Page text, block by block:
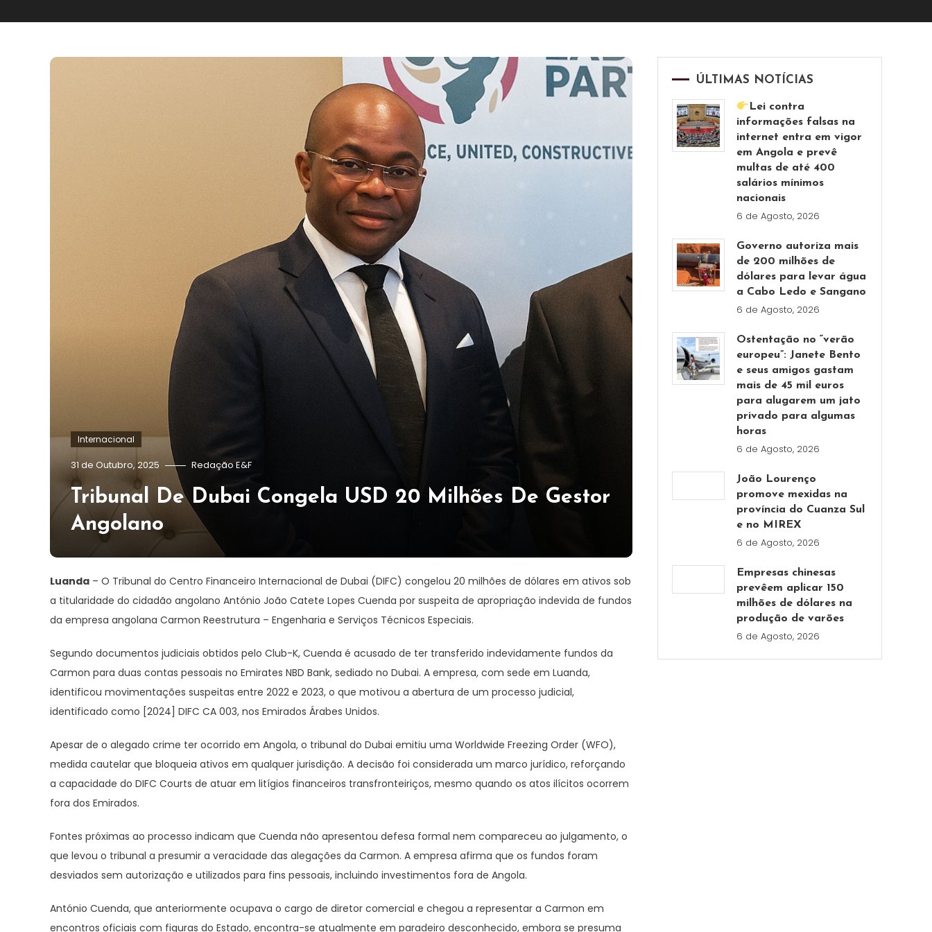
Internacional
31 de Outubro, 2025 Redação E&F
Tribunal De Dubai Congela USD 20 Milhões De Gestor
Angolano
Luanda – O Tribunal do Centro Financeiro Internacional de Dubai (DIFC) congelou 20 milhões de dólares em ativos sob
a titularidade do cidadão angolano António João Catete Lopes Cuenda por suspeita de apropriação indevida de fundos
da empresa angolana Carmon Reestrutura – Engenharia e Serviços Técnicos Especiais.
Segundo documentos judiciais obtidos pelo Club-K, Cuenda é acusado de ter transferido indevidamente fundos da
Carmon para duas contas pessoais no Emirates NBD Bank, sediado no Dubai. A empresa, com sede em Luanda,
identificou movimentações suspeitas entre 2022 e 2023, o que motivou a abertura de um processo judicial,
identificado como [2024] DIFC CA 003, nos Emirados Árabes Unidos.
Apesar de o alegado crime ter ocorrido em Angola, o tribunal do Dubai emitiu uma Worldwide Freezing Order (WFO),
medida cautelar que bloqueia ativos em qualquer jurisdição. A decisão foi considerada um marco jurídico, reforçando
a capacidade do DIFC Courts de atuar em litígios financeiros transfronteiriços, mesmo quando os atos ilícitos ocorrem
fora dos Emirados.
Fontes próximas ao processo indicam que Cuenda não apresentou defesa formal nem compareceu ao julgamento, o
que levou o tribunal a presumir a veracidade das alegações da Carmon. A empresa afirma que os fundos foram
desviados sem autorização e utilizados para fins pessoais, incluindo investimentos fora de Angola.
António Cuenda, que anteriormente ocupava o cargo de diretor comercial e chegou a representar a Carmon em
encontros oficiais com figuras do Estado, encontra-se atualmente em paradeiro desconhecido, embora se presuma
ÚLTIMAS NOTÍCIAS
Lei contra
informações falsas na
internet entra em vigor
em Angola e prevê
multas de até 400
salários mínimos
nacionais
6 de Agosto, 2026
Governo autoriza mais
de 200 milhões de
dólares para levar água
a Cabo Ledo e Sangano
6 de Agosto, 2026
Ostentação no “verão
europeu”: Janete Bento
e seus amigos gastam
mais de 45 mil euros
para alugarem um jato
privado para algumas
horas
6 de Agosto, 2026
João Lourenço
promove mexidas na
província do Cuanza Sul
e no MIREX
6 de Agosto, 2026
Empresas chinesas
prevêem aplicar 150
milhões de dólares na
produção de varões
6 de Agosto, 2026